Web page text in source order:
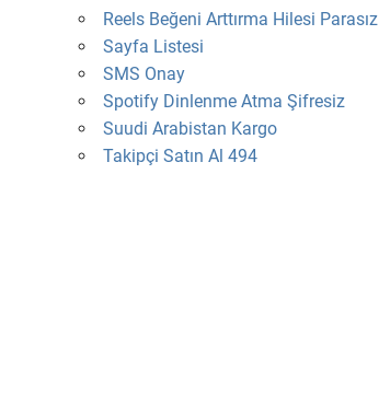
Reels Beğeni Arttırma Hilesi Parasız
Sayfa Listesi
SMS Onay
Spotify Dinlenme Atma Şifresiz
Suudi Arabistan Kargo
Takipçi Satın Al 494